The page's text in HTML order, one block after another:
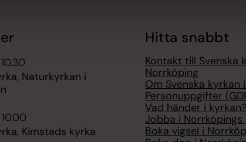
Naturkyrkan i
Kimstads kyrka
Hitta snabbt
Kontakt till Svenska
Norrköping
Om Svenska kyrkan
Personuppgifter
Vad händer i kyrkan?
Jobba i
Boka vigsel i